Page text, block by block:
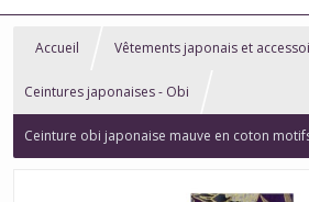
Accueil Vêtements japonais et
Ceintures japonaises - Obi
Ceinture obi japonaise mauve en coton